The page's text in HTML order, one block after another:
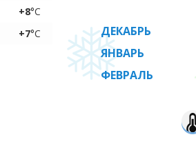
+8°C
+7°C
ДЕКАБРЬ
ЯНВАРЬ
ФЕВРАЛЬ